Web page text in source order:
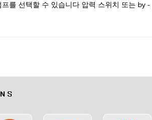
를 선택할 수 있습니다 압력 스위치 또는 by -